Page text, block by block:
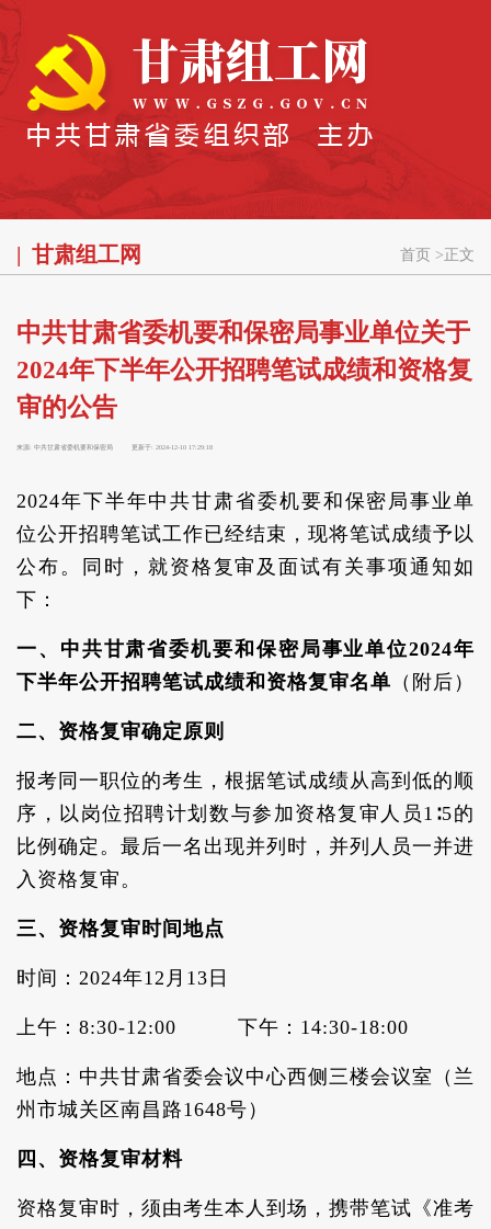
甘肃组工网 首页 > 正文
中共甘肃省委机要和保密局事业单位关于
2024年下半年公开招聘笔试成绩和资格复
审的公告
来源: 中共甘肃省委机要和保密局 更新于: 2024-12-10 17:29:18
2024年下半年中共甘肃省委机要和保密局事业单
位公开招聘笔试工作已经结束，现将笔试成绩予以
公布。同时，就资格复审及面试有关事项通知如
下：
一、中共甘肃省委机要和保密局事业单位2024年
下半年公开招聘笔试成绩和资格复审名单 （附后）
二、资格复审确定原则
报考同一职位的考生，根据笔试成绩从高到低的顺
序，以岗位招聘计划数与参加资格复审人员1∶5的
比例确定。最后一名出现并列时，并列人员一并进
入资格复审。
三、资格复审时间地点
时间：2024年12月13日
上午：8:30-12:00 下午：14:30-18:00
地点：中共甘肃省委会议中心西侧三楼会议室（兰
州市城关区南昌路1648号）
四、资格复审材料
资格复审时，须由考生本人到场，携带笔试《准考